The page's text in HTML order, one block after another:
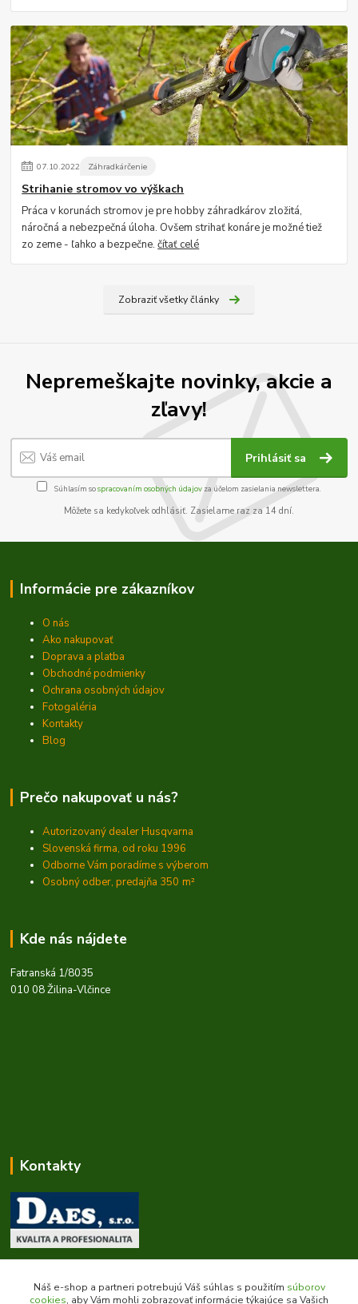
07.10.2022 Záhradkárčenie
Strihanie stromov vo výškach
Práca v korunách stromov je pre hobby záhradkárov zložitá,
náročná a nebezpečná úloha. Ovšem strihať konáre je možné tiež
zo zeme - ľahko a bezpečne.čítať celé
Zobraziť všetky články
Nepremeškajte novinky, akcie a
zľavy!
Prihlásiť sa
Súhlasím sospracovaním osobných údajov za účelom zasielania newslettera.
Môžete sa kedykoľvek odhlásiť. Zasielame raz za 14 dní.
Informácie pre zákazníkov
O nás
Ako nakupovať
Doprava a platba
Obchodné podmienky
Ochrana osobných údajov
Fotogaléria
Kontakty
Blog
Prečo nakupovať u nás?
Autorizovaný dealer Husqvarna
Slovenská firma, od roku 1996
Odborne Vám poradíme s výberom
Osobný odber, predajňa 350 m²
Kde nás nájdete
Fatranská 1/8035
010 08 Žilina-Vlčince
Kontakty
Zákaznícka podpora daes.sk
+421 903 707 668
(Po-Pia, 8-16 hod.)
Náš e-shop a partneri potrebujú Váš súhlas s použitím súborov
cookies, aby Vám mohli zobrazovať informácie týkajúce sa Vašich